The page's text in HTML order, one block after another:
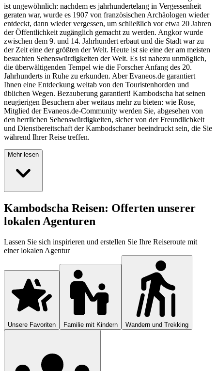
ist ungewöhnlich: nachdem es jahrhundertelang in Vergessenheit
geraten war, wurde es 1907 von französischen Archäologen wieder
entdeckt, dann wieder vergessen, um schließlich vor etwa 20 Jahren
der Öffentlichkeit zugänglich gemacht zu werden. Angkor wurde
zwischen dem 9. und 14. Jahrhundert erbaut und die Stadt war zu
der Zeit eine der größten der Welt. Heute ist sie eine der am meisten
besuchten Sehenswürdigkeiten der Welt. Es ist nahezu unmöglich,
die überwältigenden Tempel wie die Forscher Anfang des 20.
Jahrhunderts in Ruhe zu erkunden. Aber Evaneos.de garantiert
Ihnen eine Entdeckung weitab von den Touristenhorden und
üblichen Wegen. Bezauberung garantiert! Kambodscha hat seinen
neugierigen Besuchern aber weitaus mehr zu bieten: wie Rose,
Mitglied der Evaneos.de-Community werden Sie, abgesehen von
den herrlichen Sehenswürdigkeiten, sicher von der Freundlichkeit
und Dienstbereitschaft der Kambodschaner beeindruckt sein, die Sie
während Ihrer Reise treffen.
Mehr lesen
Kambodscha Reisen: Offerten unserer
lokalen Agenturen
Lassen Sie sich inspirieren und erstellen Sie Ihre Reiseroute mit
einer lokalen Agentur
Unsere Favoriten Familie mit Kindern Wandern und Trekking